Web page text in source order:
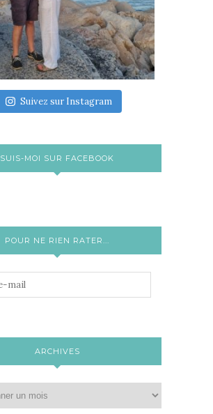
Suivez sur Instagram
SUIS-MOI SUR FACEBOOK
POUR NE RIEN RATER...
ARCHIVES